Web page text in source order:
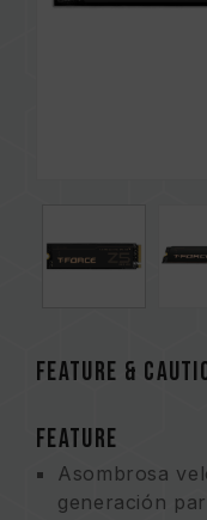
FEATURE &
FEATURE
Asombrosa
generación